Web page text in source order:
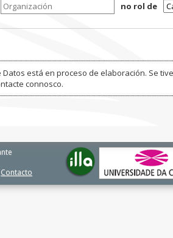
no rol de
Datos está en proceso de elaboración. Se
connosco.
Contacto